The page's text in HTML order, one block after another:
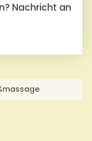
Nachricht an